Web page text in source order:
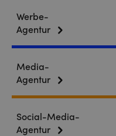
Werbe-
Agentur
Media-
Agentur
Social-Media-
Agentur